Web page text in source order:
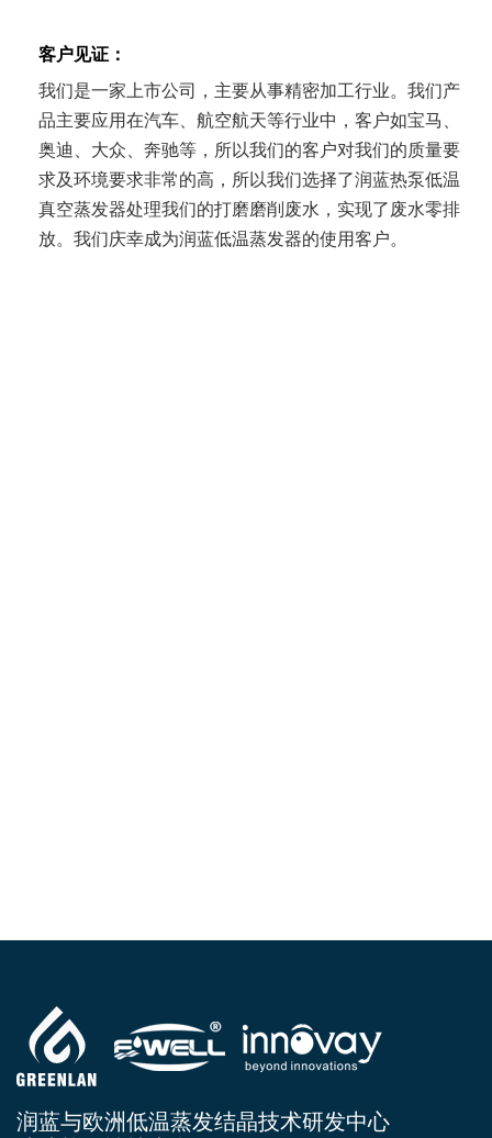
客户见证：
我们是一家上市公司，主要从事精密加工行业。我们产
品主要应用在汽车、航空航天等行业中，客户如宝马、
奥迪、大众、奔驰等，所以我们的客户对我们的质量要
求及环境要求非常的高，所以我们选择了润蓝热泵低温
真空蒸发器处理我们的打磨磨削废水，实现了废水零排
放。我们庆幸成为润蓝低温蒸发器的使用客户。
润蓝与欧洲低温蒸发结晶技术研发中心